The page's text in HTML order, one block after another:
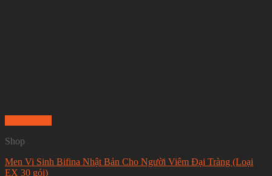
Shop
Men Vi Sinh Bifina Nhật Bản Cho Người Viêm Đại Tràng (Loại
EX 30 gói)